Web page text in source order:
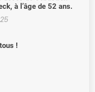
à l’âge de 52 ans.
!